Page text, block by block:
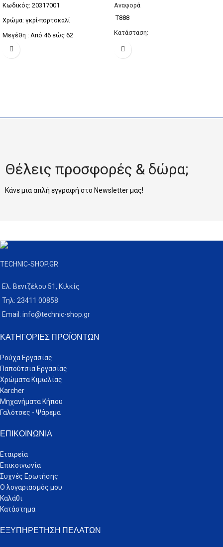
Κωδικός: 20317001
Χρώμα: γκρί-πορτοκαλί
Μεγέθη : Από 46 εώς 62
Αναφορά
T888
Κατάσταση:
Νέο προϊόν
Χρώμα: Μαύρο
☎ Τηλεφωνικές παραγγελίες:
Θέλεις προσφορές & δώρα;
Κάνε μια απλή εγγραφή στο Newsletter μας!
TECHNIC-SHOP.GR
Ελ. Βενιζέλου 51, Κιλκίς
Τηλ: 23411 00858
Email: info@technic-shop.gr
ΚΑΤΗΓΟΡΊΕΣ ΠΡΟΪΌΝΤΩΝ
Ρούχα Εργασίας
Παπούτσια Εργασίας
Χρώματα Κιμωλίας
Karcher
Μηχανήματα Κήπου
Γαλότσες - Ψάρεμα
ΕΠΙΚΟΙΝΩΝΊΑ
Εταιρεία
Επικοινωνία
Συχνές Ερωτήσης
Ο λογαριασμός μου
Καλάθι
Κατάστημα
ΕΞΥΠΗΡΈΤΗΣΗ ΠΕΛΑΤΏΝ